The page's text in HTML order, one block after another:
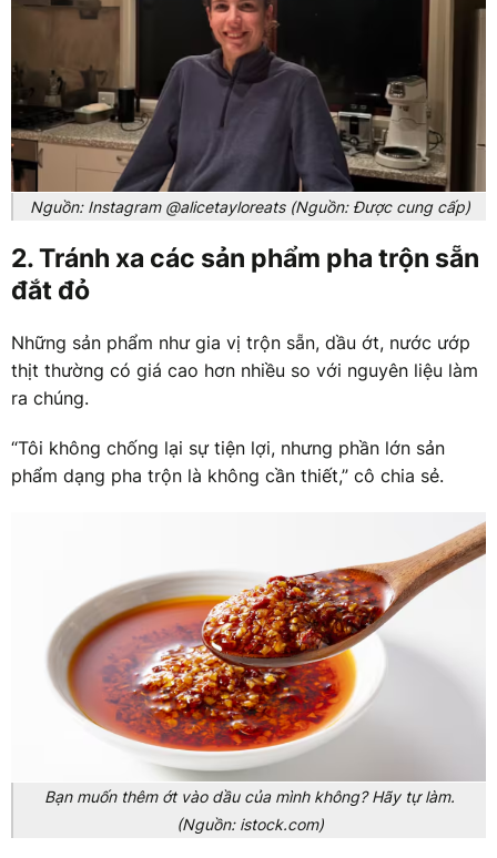
Nguồn: Instagram @alicetayloreats (Nguồn: Được cung cấp)
2. Tránh xa các sản phẩm pha trộn sẵn
đắt đỏ
Những sản phẩm như gia vị trộn sẵn, dầu ớt, nước ướp
thịt thường có giá cao hơn nhiều so với nguyên liệu làm
ra chúng.
“Tôi không chống lại sự tiện lợi, nhưng phần lớn sản
phẩm dạng pha trộn là không cần thiết,” cô chia sẻ.
Bạn muốn thêm ớt vào dầu của mình không? Hãy tự làm.
(Nguồn: istock.com)